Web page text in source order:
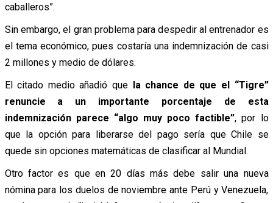
caballeros”.
Sin embargo, el gran problema para despedir al entrenador es
el tema económico, pues costaría una indemnización de casi
2 millones y medio de dólares.
El citado medio añadió que la chance de que el “Tigre”
renuncie a un importante porcentaje de esta
indemnización parece “algo muy poco factible”, por lo
que la opción para liberarse del pago sería que Chile se
quede sin opciones matemáticas de clasificar al Mundial.
Otro factor es que en 20 días más debe salir una nueva
nómina para los duelos de noviembre ante Perú y Venezuela,